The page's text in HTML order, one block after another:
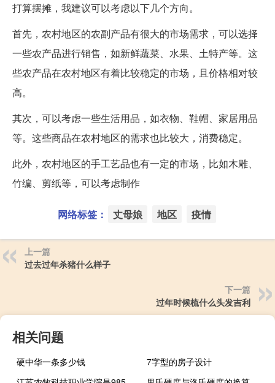
打算摆摊，我建议可以考虑以下几个方向。
首先，农村地区的农副产品有很大的市场需求，可以选择
一些农产品进行销售，如新鲜蔬菜、水果、土特产等。这
些农产品在农村地区有着比较稳定的市场，且价格相对较
高。
其次，可以考虑一些生活用品，如衣物、鞋帽、家居用品
等。这些商品在农村地区的需求也比较大，消费稳定。
此外，农村地区的手工艺品也有一定的市场，比如木雕、
竹编、剪纸等，可以考虑制作
网络标签： 丈母娘 地区 疫情
上一篇
过去过年杀猪什么样子
下一篇
过年时候梳什么头发吉利
相关问题
硬中华一条多少钱
7字型的房子设计